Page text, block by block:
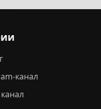
канал